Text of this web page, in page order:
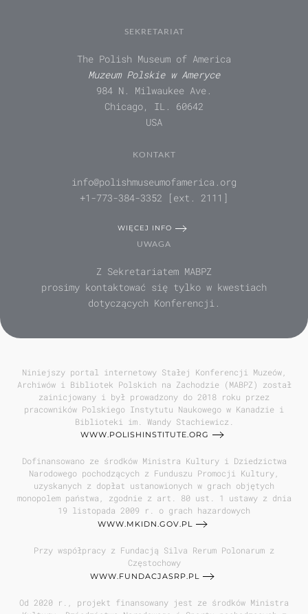
SEKRETARIAT
The Polish Museum of America
Muzeum Polskie w Ameryce
984 N. Milwaukee Ave.
Chicago, IL. 60642
USA
KONTAKT
info@polishmuseumofamerica.org
+1-773-384-3352 [ext. 2111]
WIĘCEJ INFO
UWAGA
Z Sekretariatem MABPZ
prosimy kontaktować się tylko w kwestiach
dotyczących Konferencji.
Niniejszy portal internetowy Stałej Konferencji Muzeów,
Archiwów i Bibliotek Polskich na Zachodzie (MABPZ) został
zainicjowany i był prowadzony do 2018 roku przez
pracowników Polskiego Instytutu Naukowego w Kanadzie i
Biblioteki im. Wandy Stachiewicz.
WWW.POLISHINSTITUTE.ORG
Dofinansowano ze środków Ministra Kultury i Dziedzictwa
Narodowego pochodzących z Funduszu Promocji Kultury,
uzyskanych z dopłat ustanowionych w grach objętych
monopolem państwa, zgodnie z art. 80 ust. 1 ustawy z dnia
19 listopada 2009 r. o grach hazardowych
WWW.MKIDN.GOV.PL
Przy współpracy z Fundacją Silva Rerum Polonarum z
Częstochowy
WWW.FUNDACJASRP.PL
Od 2020 r., projekt finansowany jest ze środków Ministra